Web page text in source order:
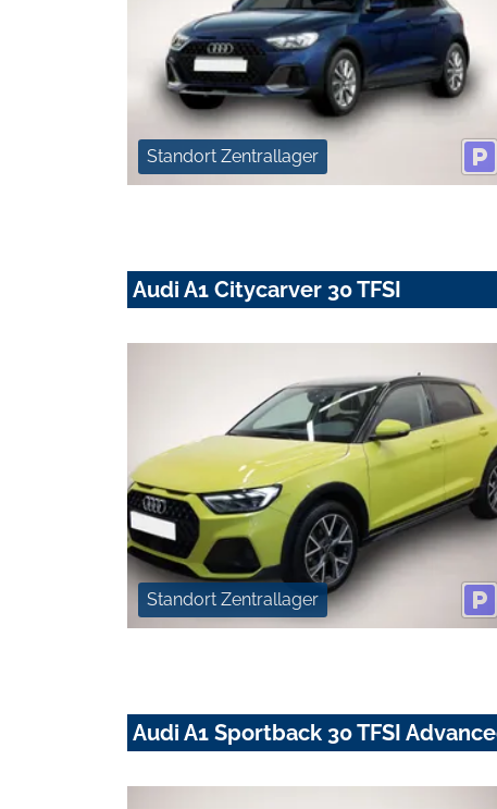
Standort Zentrallager
Audi A1 Citycarver 30 TFSI
Standort Zentrallager
Audi A1 Sportback 30 TFSI